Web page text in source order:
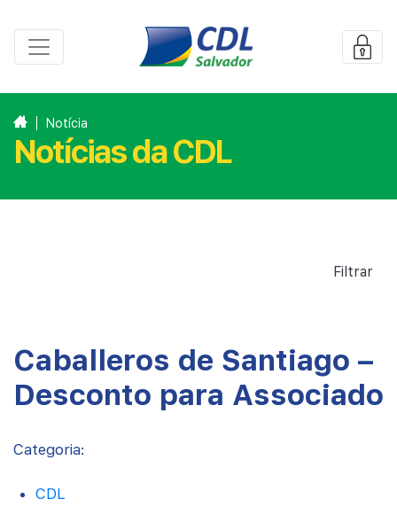
Notícia
Notícias da CDL
Filtrar
Caballeros de Santiago –
Desconto para Associado
Categoria:
CDL